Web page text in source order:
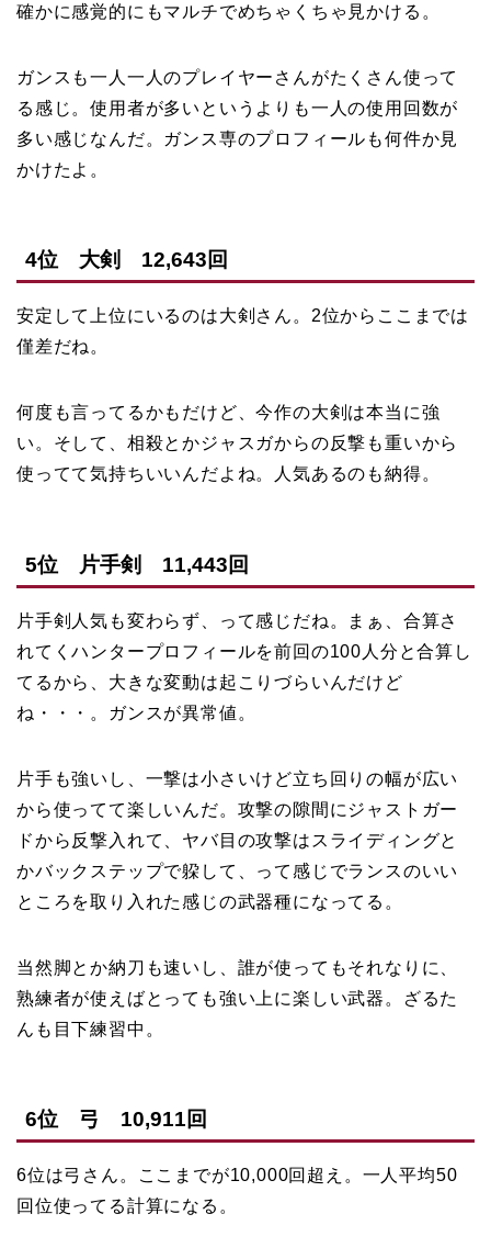
確かに感覚的にもマルチでめちゃくちゃ見かける。
ガンスも一人一人のプレイヤーさんがたくさん使って
る感じ。使用者が多いというよりも一人の使用回数が
多い感じなんだ。ガンス専のプロフィールも何件か見
かけたよ。
4位 大剣 12,643回
安定して上位にいるのは大剣さん。2位からここまでは
僅差だね。
何度も言ってるかもだけど、今作の大剣は本当に強
い。そして、相殺とかジャスガからの反撃も重いから
使ってて気持ちいいんだよね。人気あるのも納得。
5位 片手剣 11,443回
片手剣人気も変わらず、って感じだね。まぁ、合算さ
れてくハンタープロフィールを前回の100人分と合算し
てるから、大きな変動は起こりづらいんだけど
ね・・・。ガンスが異常値。
片手も強いし、一撃は小さいけど立ち回りの幅が広い
から使ってて楽しいんだ。攻撃の隙間にジャストガー
ドから反撃入れて、ヤバ目の攻撃はスライディングと
かバックステップで躱して、って感じでランスのいい
ところを取り入れた感じの武器種になってる。
当然脚とか納刀も速いし、誰が使ってもそれなりに、
熟練者が使えばとっても強い上に楽しい武器。ざるた
んも目下練習中。
6位 弓 10,911回
6位は弓さん。ここまでが10,000回超え。一人平均50
回位使ってる計算になる。